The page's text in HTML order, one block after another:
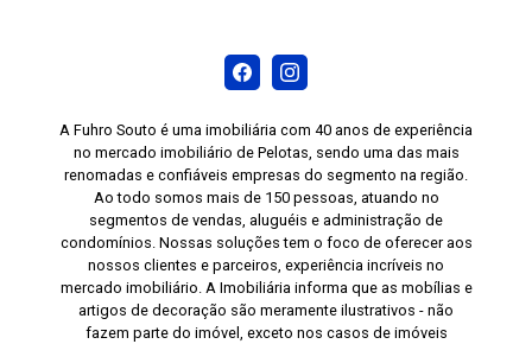
A Fuhro Souto é uma imobiliária com 40 anos de experiência
no mercado imobiliário de Pelotas, sendo uma das mais
renomadas e confiáveis empresas do segmento na região.
Ao todo somos mais de 150 pessoas, atuando no
segmentos de vendas, aluguéis e administração de
condomínios. Nossas soluções tem o foco de oferecer aos
nossos clientes e parceiros, experiência incríveis no
mercado imobiliário. A Imobiliária informa que as mobílias e
artigos de decoração são meramente ilustrativos - não
fazem parte do imóvel, exceto nos casos de imóveis